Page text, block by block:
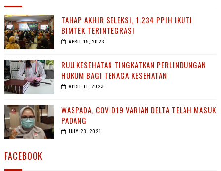
TAHAP AKHIR SELEKSI, 1.234 PPIH IKUTI
BIMTEK TERINTEGRASI
APRIL 15, 2023
RUU KESEHATAN TINGKATKAN PERLINDUNGAN
HUKUM BAGI TENAGA KESEHATAN
APRIL 11, 2023
WASPADA, COVID19 VARIAN DELTA TELAH MASUK
PADANG
JULY 23, 2021
FACEBOOK